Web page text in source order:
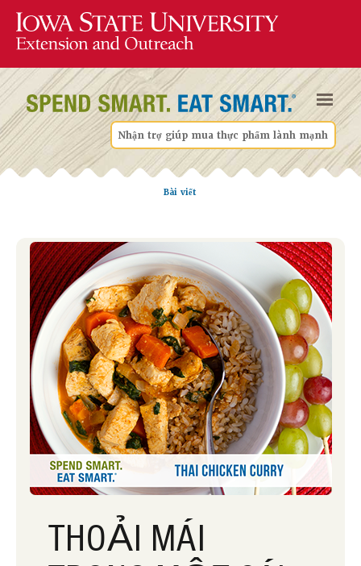
Nhận trợ giúp mua thực phẩm lành mạnh
Bài viết
THOẢI MÁI